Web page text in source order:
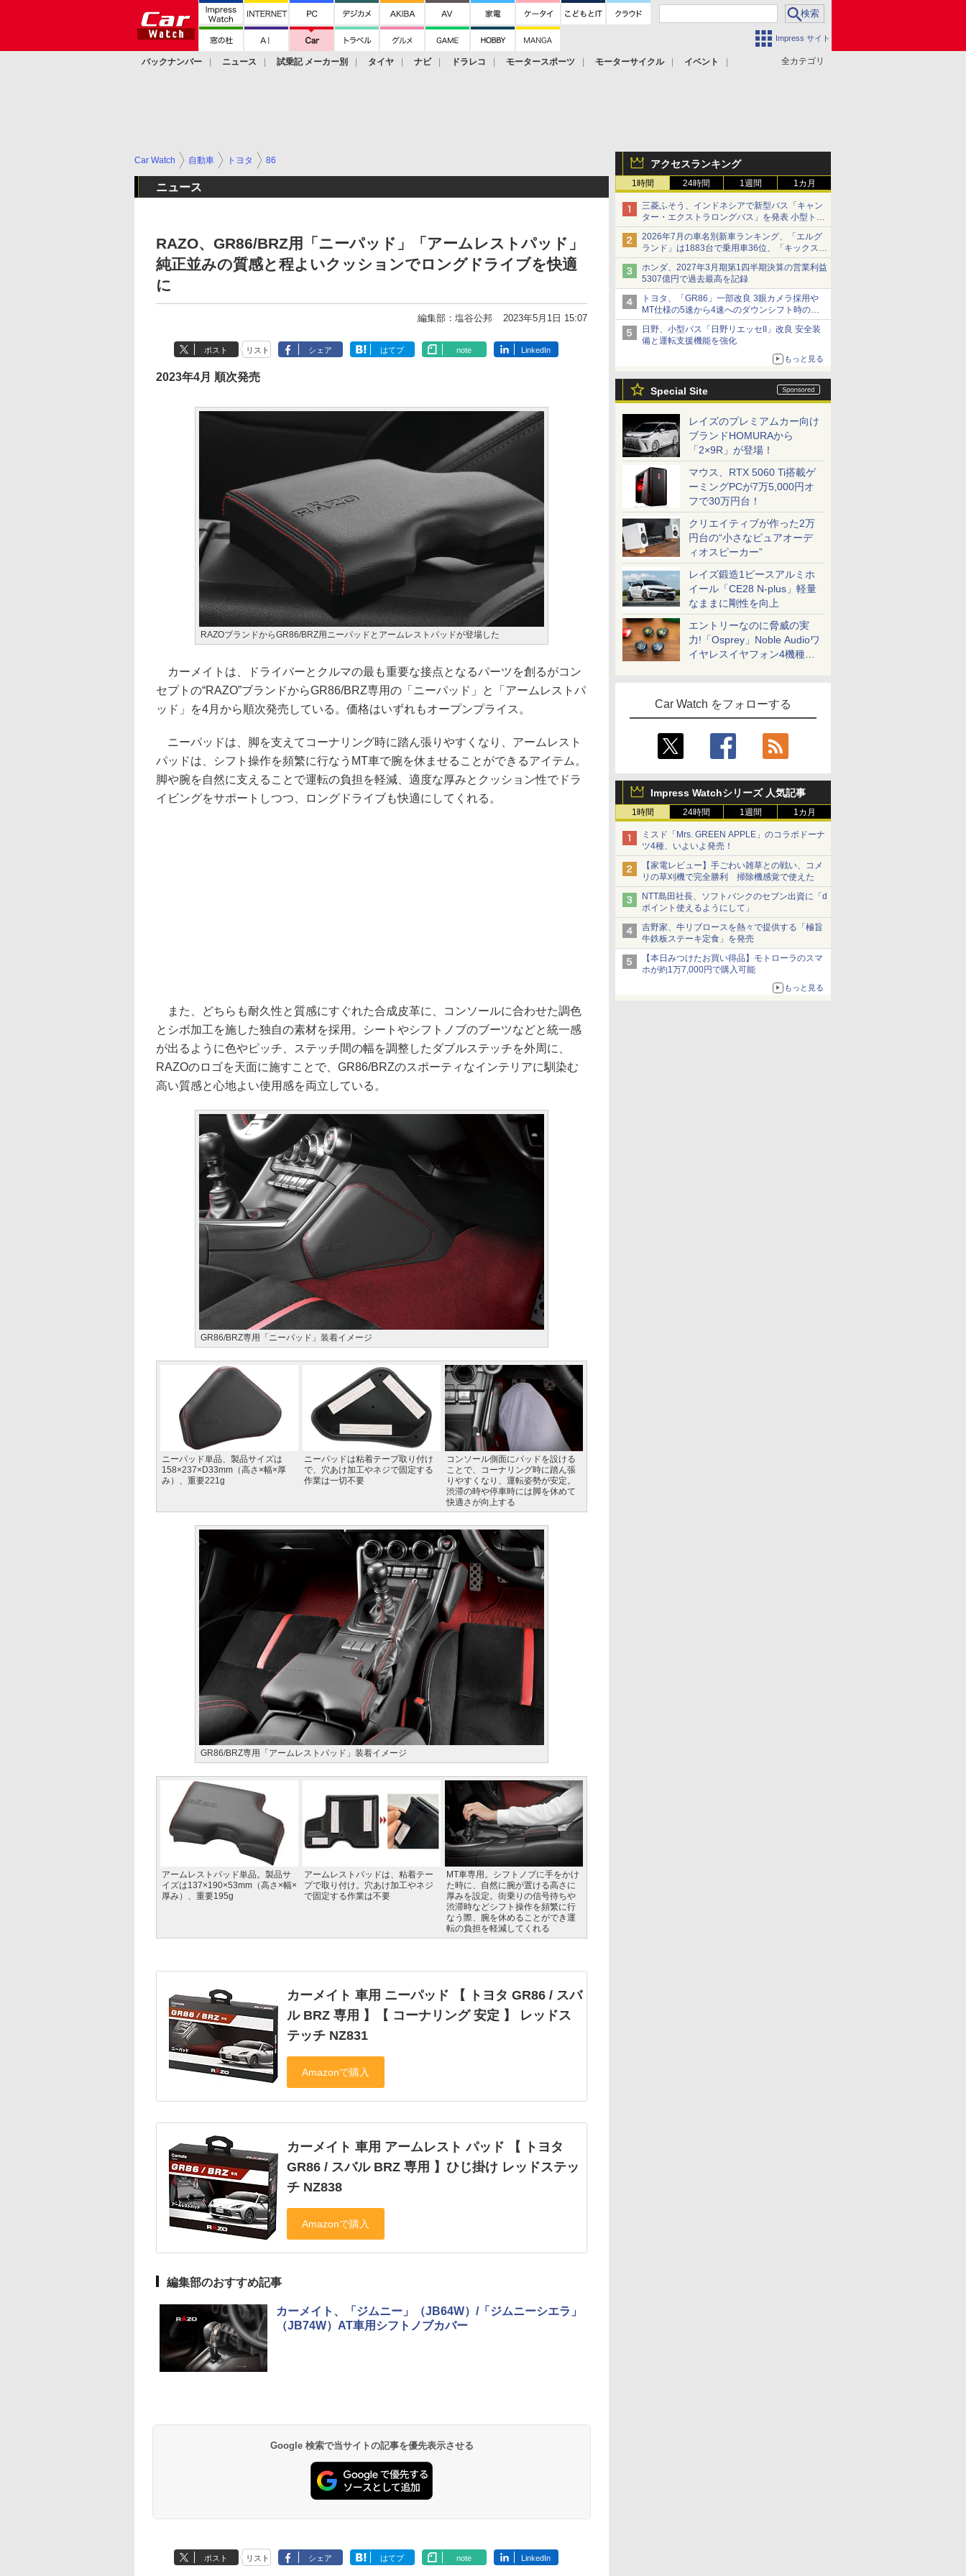
Impress サイト
全カテゴリ
バックナンバー ニュース 試乗記 メーカー別 タイヤ ナビ ドラレコ モータースポーツ モーターサイクル
イベント
アクセスランキング
1時間 24時間 1週間 1カ月
三菱ふそう、インドネシアで新型バス「キャン
ター・エクストラロングバス」を発表 小型トラ
ックベースの観光・旅客輸送向けバス
2026年7月の車名別新車ランキング、「エルグ
ランド」は1883台で乗用車36位、「キックス」
は2591台で27位に
ホンダ、2027年3月期第1四半期決算の営業利益
5307億円で過去最高を記録
トヨタ、「GR86」一部改良 3眼カメラ採用や
MT仕様の5速から4速へのダウンシフト時の操
作性向上など
日野、小型バス「日野リエッセII」改良 安全装
備と運転支援機能を強化
もっと見る
Special Site
レイズのプレミアムカー向け
ブランドHOMURAから
「2×9R」が登場！
マウス、RTX 5060 Ti搭載ゲ
ーミングPCが7万5,000円オ
フで30万円台！
クリエイティブが作った2万
円台の“小さなピュアオーデ
ィオスピーカー”
レイズ鍛造1ピースアルミホ
イール「CE28 N-plus」軽量
なままに剛性を向上
エントリーなのに脅威の実
力!「Osprey」Noble Audioワ
イヤレスイヤフォン4機種を
Car Watch をフォローする
Impress Watchシリーズ 人気記事
1時間 24時間 1週間 1カ月
ミスド「Mrs. GREEN APPLE」のコラボドーナ
ツ4種、いよいよ発売！
【家電レビュー】手ごわい雑草との戦い、コメ
リの草刈機で完全勝利 掃除機感覚で使えた
NTT島田社長、ソフトバンクのセブン出資に「d
ポイント使えるようにして」
吉野家、牛リブロースを熱々で提供する「極旨
牛鉄板ステーキ定食」を発売
【本日みつけたお買い得品】モトローラのスマ
ホが約1万7,000円で購入可能
もっと見る
Car Watch 自動車 トヨタ 86
ニュース
RAZO、GR86/BRZ用「ニーパッド」「アームレストパッド」
純正並みの質感と程よいクッションでロングドライブを快適
に
編集部：塩谷公邦 2023年5月1日 15:07
ポスト リスト シェア はてブ note LinkedIn
2023年4月 順次発売
RAZOブランドからGR86/BRZ用ニーパッドとアームレストパッドが登場した
カーメイトは、ドライバーとクルマの最も重要な接点となるパーツを創るがコン
セプトの“RAZO”ブランドからGR86/BRZ専用の「ニーパッド」と「アームレストパ
ッド」を4月から順次発売している。価格はいずれもオープンプライス。
ニーパッドは、脚を支えてコーナリング時に踏ん張りやすくなり、アームレスト
パッドは、シフト操作を頻繁に行なうMT車で腕を休ませることができるアイテム。
脚や腕を自然に支えることで運転の負担を軽減、適度な厚みとクッション性でドラ
イビングをサポートしつつ、ロングドライブも快適にしてくれる。
また、どちらも耐久性と質感にすぐれた合成皮革に、コンソールに合わせた調色
とシボ加工を施した独自の素材を採用。シートやシフトノブのブーツなどと統一感
が出るように色やピッチ、ステッチ間の幅を調整したダブルステッチを外周に、
RAZOのロゴを天面に施すことで、GR86/BRZのスポーティなインテリアに馴染む
高い質感と心地よい使用感を両立している。
GR86/BRZ専用「ニーパッド」装着イメージ
ニーパッド単品、製品サイズは
158×237×D33mm（高さ×幅×厚
み）、重要221g
ニーパッドは粘着テープ取り付け
で、穴あけ加工やネジで固定する
作業は一切不要
コンソール側面にパッドを設ける
ことで、コーナリング時に踏ん張
りやすくなり、運転姿勢が安定。
渋滞の時や停車時には脚を休めて
快適さが向上する
GR86/BRZ専用「アームレストパッド」装着イメージ
アームレストパッド単品。製品サ
イズは137×190×53mm（高さ×幅×
厚み）、重要195g
アームレストパッドは、粘着テー
プで取り付け。穴あけ加工やネジ
で固定する作業は不要
MT車専用。シフトノブに手をかけ
た時に、自然に腕が置ける高さに
厚みを設定。街乗りの信号待ちや
渋滞時などシフト操作を頻繁に行
なう際、腕を休めることができ運
転の負担を軽減してくれる
カーメイト 車用 ニーパッド 【 トヨタ GR86 / スバ
ル BRZ 専用 】【 コーナリング 安定 】 レッドス
テッチ NZ831
カーメイト 車用 アームレスト パッド 【 トヨタ
GR86 / スバル BRZ 専用 】ひじ掛け レッドステッ
チ NZ838
編集部のおすすめ記事
カーメイト、「ジムニー」（JB64W）/「ジムニーシエラ」
（JB74W）AT車用シフトノブカバー
Google 検索で当サイトの記事を優先表示させる
ポスト リスト シェア はてブ note LinkedIn